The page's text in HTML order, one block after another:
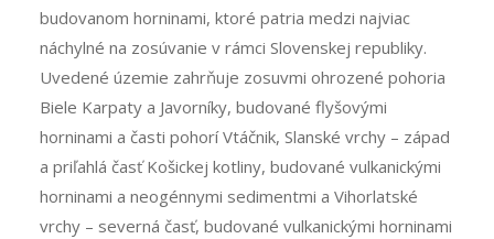
budovanom horninami, ktoré patria medzi najviac
náchylné na zosúvanie v rámci Slovenskej republiky.
Uvedené územie zahrňuje zosuvmi ohrozené pohoria
Biele Karpaty a Javorníky, budované flyšovými
horninami a časti pohorí Vtáčnik, Slanské vrchy – západ
a priľahlá časť Košickej kotliny, budované vulkanickými
horninami a neogénnymi sedimentmi a Vihorlatské
vrchy – severná časť, budované vulkanickými horninami